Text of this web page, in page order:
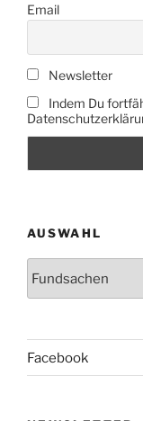
Email
Newsletter
Indem Du
AUSWAHL
Facebook